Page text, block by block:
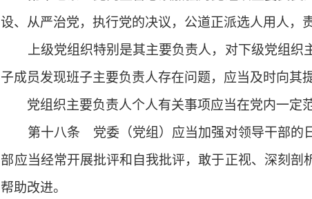
设、从严治党，执行党的决议，公道正派选人用人，
上级党组织特别是其主要负责人，对下级党组织
子成员发现班子主要负责人存在问题，应当及时向其
党组织主要负责人个人有关事项应当在党内一定范
第十八条 党委（党组）应当加强对领导干部的日
部应当经常开展批评和自我批评，敢于正视、深刻剖
帮助改进。